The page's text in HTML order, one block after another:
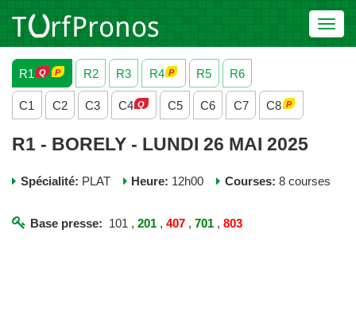
R1
R2 R3 R4 R5 R6
C1 C2 C3 C4 C5 C6 C7 C8
R1 - BORELY - LUNDI 26 MAI 2025
Spécialité: PLAT Heure: 12h00 Courses: 8 courses
Base presse: 101 ,201 ,407 ,701 ,803